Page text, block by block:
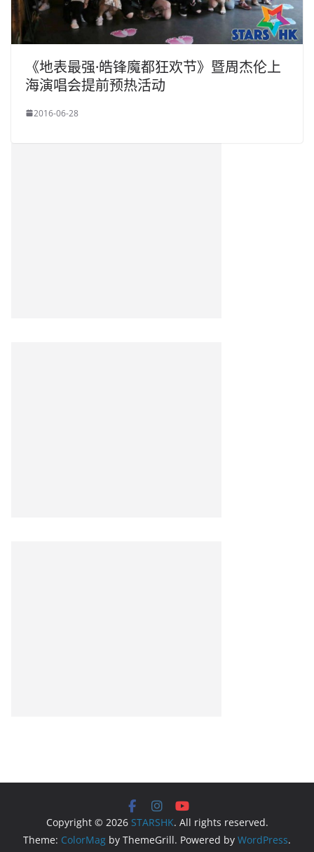
《地表最强·皓锋魔都狂欢节》暨周杰伦上
海演唱会提前预热活动
2016-06-28
Copyright © 2026 STARSHK. All rights reserved.
Theme: ColorMag by ThemeGrill. Powered by WordPress.